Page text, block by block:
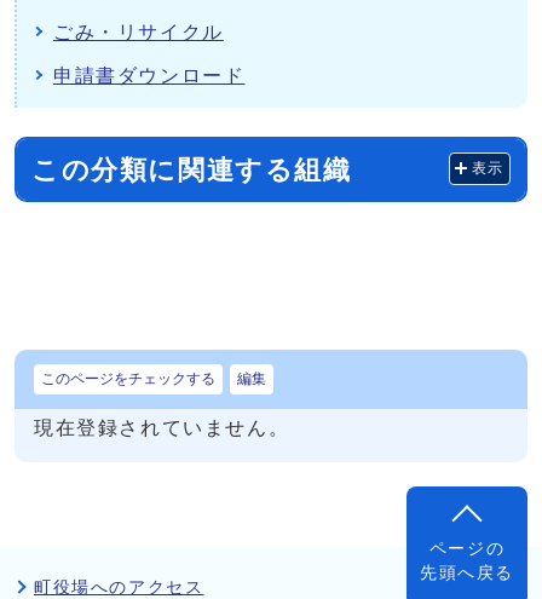
ごみ・リサイクル
申請書ダウンロード
この分類に関連する組織 表示
このページをチェックする 編集
現在登録されていません。
ページの
先頭へ戻る
町役場へのアクセス